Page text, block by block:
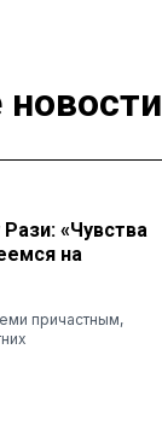
«Чувства
на
причастным,